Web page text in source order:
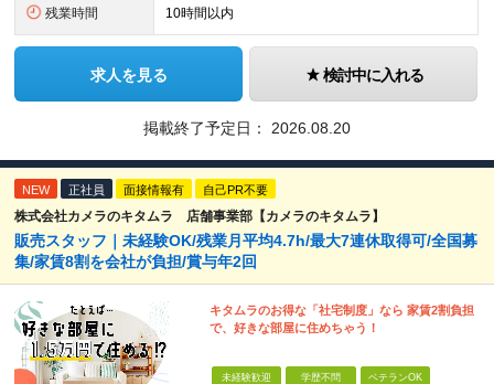
残業時間 10時間以内
求人を見る 検討中に入れる
掲載終了予定日： 2026.08.20
NEW 正社員 面接情報有 自己PR不要
株式会社カメラのキタムラ 店舗事業部【カメラのキタムラ】
販売スタッフ｜未経験OK/残業月平均4.7h/最大7連休取得可/全国募
集/家賃8割を会社が負担/賞与年2回
キタムラのお得な「社宅制度」なら 家賃2割負担
で、好きな部屋に住めちゃう！
未経験歓迎 学歴不問 ベテランOK